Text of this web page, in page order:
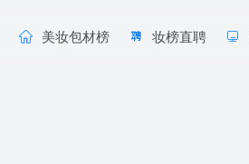
美妆包材榜 妆榜直聘